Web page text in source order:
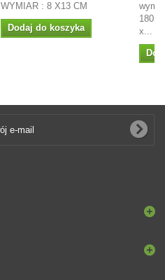
WYMIAR : 8 X13 CM
Dodaj do koszyka
x...